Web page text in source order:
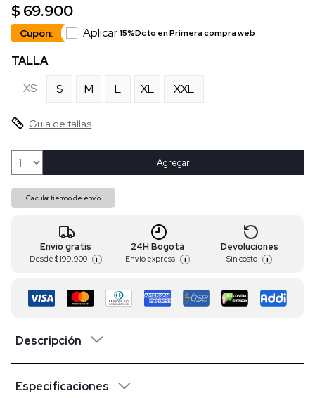
$ 69.900
Cupón: Aplicar15%Dcto en Primera compra web
TALLA
XS
S M L XL XXL
Guia de tallas
Agregar
Calcular tiempo de envío
Envío gratis
Desde $ 199.900 i
24H Bogotá
Envío express i
Devoluciones
Sin costo i
Descripción
Especificaciones